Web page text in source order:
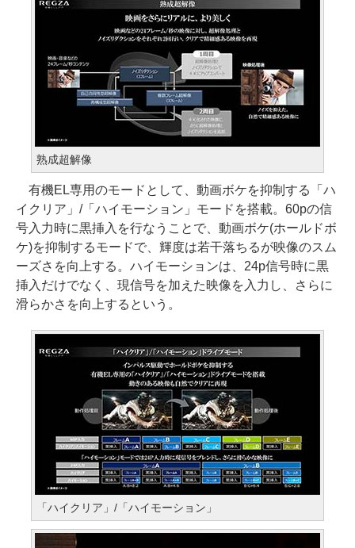
熟成超解像
有機EL専用のモードとして、動画ボケを抑制する「ハ
イクリア」/「ハイモーション」モードを搭載。60pの信
号入力時に黒挿入を行なうことで、動画ボケ(ホールドボ
ケ)を抑制するモードで、輝度は若干落ちるが映像のスム
ーズさを向上する。ハイモーションは、24p信号時に黒
挿入だけでなく、現信号を加えた映像を入力し、さらに
滑らかさを向上するという。
「ハイクリア」/「ハイモーション」